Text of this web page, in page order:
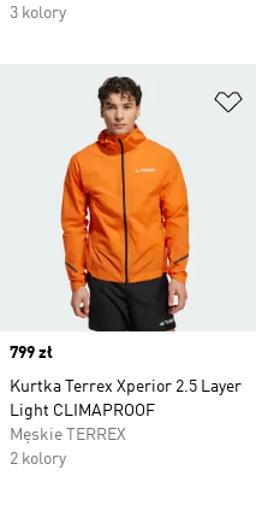
3 kolory
Price
799 zł
Kurtka Terrex Xperior 2.5 Layer
Light CLIMAPROOF
Męskie TERREX
2 kolory